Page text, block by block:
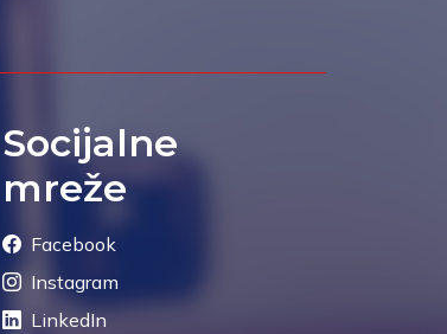
Socijalne
mreže
Facebook
Instagram
LinkedIn